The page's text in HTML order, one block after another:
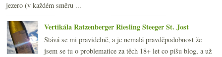
jezero (v každém směru ...
Vertikála Ratzenberger Riesling Steeger St. Jost
Stává se mi pravidelně, a je nemalá pravděpodobnost že
jsem se tu o problematice za těch 18+ let co píšu blog, a už